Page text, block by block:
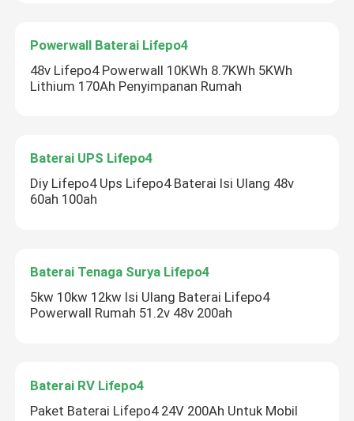
Powerwall Baterai Lifepo4
48v Lifepo4 Powerwall 10KWh 8.7KWh 5KWh
Lithium 170Ah Penyimpanan Rumah
Baterai UPS Lifepo4
Diy Lifepo4 Ups Lifepo4 Baterai Isi Ulang 48v
60ah 100ah
Baterai Tenaga Surya Lifepo4
5kw 10kw 12kw Isi Ulang Baterai Lifepo4
Powerwall Rumah 51.2v 48v 200ah
Baterai RV Lifepo4
Paket Baterai Lifepo4 24V 200Ah Untuk Mobil